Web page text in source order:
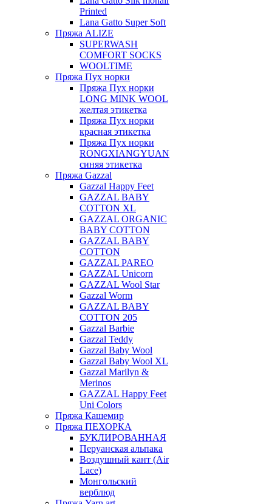
Printed
Lana Gatto Super Soft
Пряжа ALIZE
SUPERWASH
COMFORT SOCKS
WOOLTIME
Пряжа Пух норки
Пряжа Пух норки
LONG MINK WOOL
желтая этикетка
Пряжа Пух норки
красная этикетка
Пряжа Пух норки
RONGXIANGYUAN
синяя этикетка
Пряжа Gazzal
Gazzal Happy Feet
GAZZAL BABY
COTTON XL
GAZZAL ORGANIC
BABY COTTON
GAZZAL BABY
COTTON
GAZZAL PAREO
GAZZAL Unicorn
GAZZAL Wool Star
Gazzal Worm
GAZZAL BABY
COTTON 205
Gazzal Barbie
Gazzal Teddy
Gazzal Baby Wool
Gazzal Baby Wool XL
Gazzal Marilyn &
Merinos
GAZZAL Happy Feet
Uni Colors
Пряжа Кашемир
Пряжа ПЕХОРКА
БУКЛИРОВАННАЯ
Перуанская альпака
Воздушный кант (Air
Lace)
Монгольский
верблюд